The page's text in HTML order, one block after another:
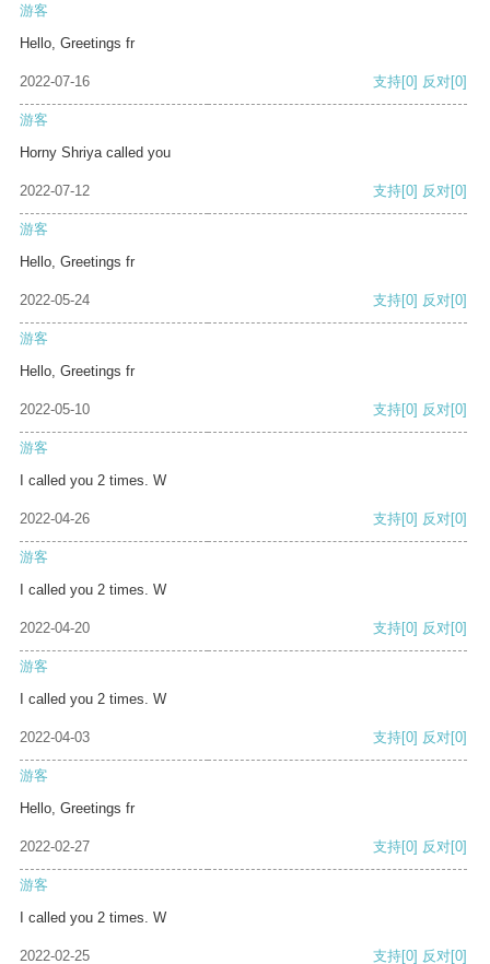
游客
Hello, Greetings fr
2022-07-16 支持[0] 反对[0]
游客
Horny Shriya called you
2022-07-12 支持[0] 反对[0]
游客
Hello, Greetings fr
2022-05-24 支持[0] 反对[0]
游客
Hello, Greetings fr
2022-05-10 支持[0] 反对[0]
游客
I called you 2 times. W
2022-04-26 支持[0] 反对[0]
游客
I called you 2 times. W
2022-04-20 支持[0] 反对[0]
游客
I called you 2 times. W
2022-04-03 支持[0] 反对[0]
游客
Hello, Greetings fr
2022-02-27 支持[0] 反对[0]
游客
I called you 2 times. W
2022-02-25 支持[0] 反对[0]